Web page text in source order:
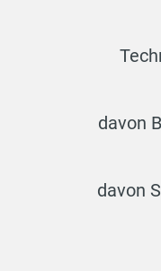
davon
davon